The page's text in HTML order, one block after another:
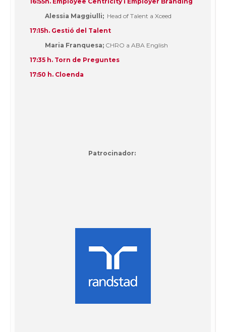
Alessia Maggiulli; Head of Talent a Xceed
17:15h. Gestió del Talent
Maria Franquesa; CHRO a ABA English
17:35 h. Torn de Preguntes
17:50 h. Cloenda
Patrocinador: